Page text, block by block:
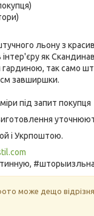
льону з
інтер'єру як
так само
завширшки.
під запит покупця
і Укрпоштою.
може дещо